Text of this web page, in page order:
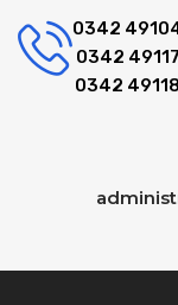
0342
0342
0342